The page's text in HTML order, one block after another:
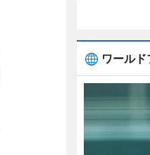
ワール